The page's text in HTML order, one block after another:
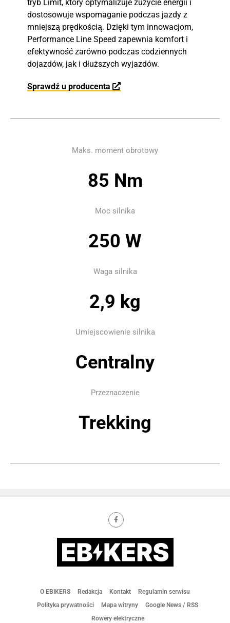
tryb Limit, który optymalizuje zużycie energii i
dostosowuje wspomaganie podczas jazdy z
mniejszą prędkością. Dzięki tym innowacjom,
Performance Line Speed zapewnia komfort i
efektywność zarówno podczas codziennych
dojazdów, jak i dłuższych wyjazdów.
Sprawdź u producenta
Maks. moment obrotowy
85 Nm
Moc silnika
250 W
Waga silnika
2,9 kg
Umiejscowienie silnika
Centralny
Przeznaczenie
Trekking
O EBIKERS Redakcja Kontakt
Regulamin serwisu
Polityka prywatności
Mapa witryny
Google News / RSS
Rowery elektryczne